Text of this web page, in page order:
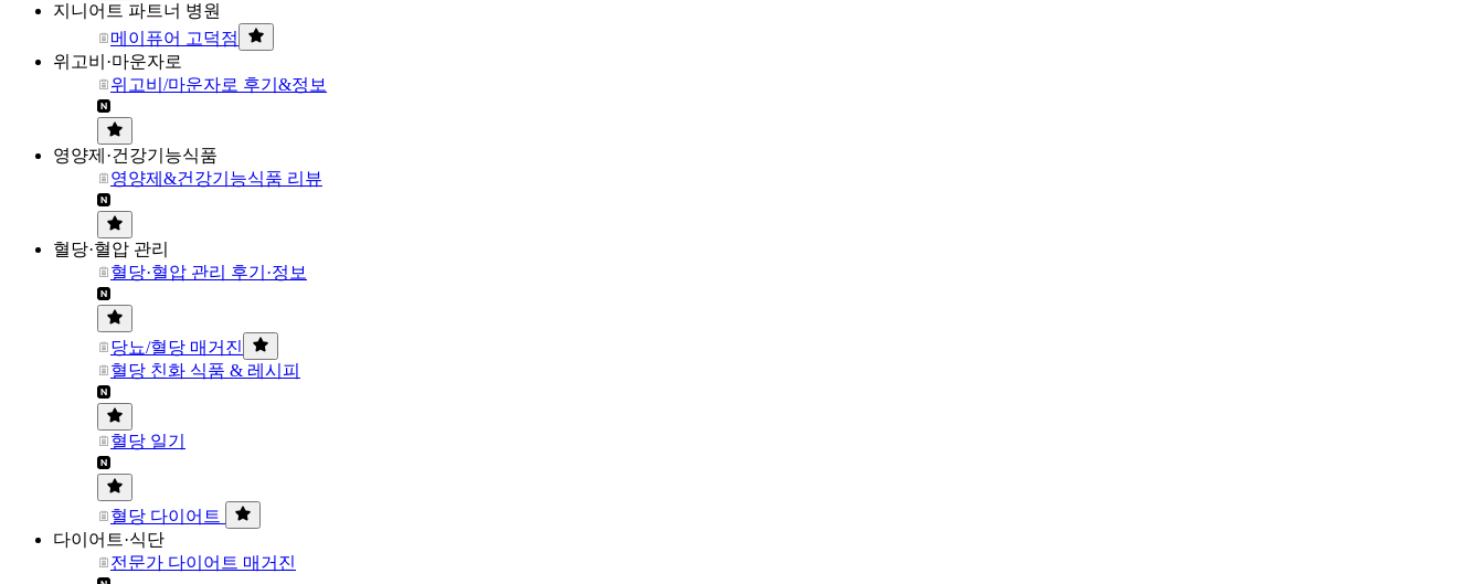
지니어트 파트너 병원
메이퓨어 고덕점
위고비·마운자로
위고비/마운자로 후기&정보
영양제·건강기능식품
영양제&건강기능식품 리뷰
혈당·혈압 관리
혈당·혈압 관리 후기·정보
당뇨/혈당 매거진
혈당 친화 식품 & 레시피
혈당 일기
혈당 다이어트
다이어트·식단
전문가 다이어트 매거진